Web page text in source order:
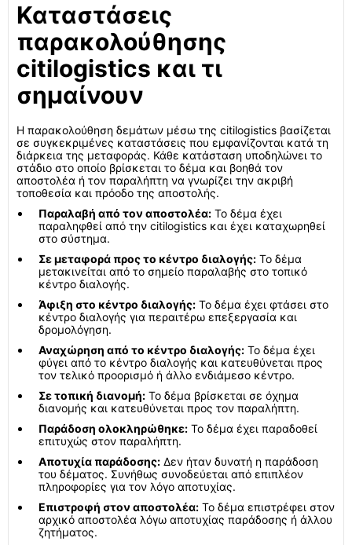
Καταστάσεις
παρακολούθησης
citilogistics και τι
σημαίνουν
Η παρακολούθηση δεμάτων μέσω της citilogistics βασίζεται
σε συγκεκριμένες καταστάσεις που εμφανίζονται κατά τη
διάρκεια της μεταφοράς. Κάθε κατάσταση υποδηλώνει το
στάδιο στο οποίο βρίσκεται το δέμα και βοηθά τον
αποστολέα ή τον παραλήπτη να γνωρίζει την ακριβή
τοποθεσία και πρόοδο της αποστολής.
Παραλαβή από τον αποστολέα: Το δέμα έχει
παραληφθεί από την citilogistics και έχει καταχωρηθεί
στο σύστημα.
Σε μεταφορά προς το κέντρο διαλογής: Το δέμα
μετακινείται από το σημείο παραλαβής στο τοπικό
κέντρο διαλογής.
Άφιξη στο κέντρο διαλογής: Το δέμα έχει φτάσει στο
κέντρο διαλογής για περαιτέρω επεξεργασία και
δρομολόγηση.
Αναχώρηση από το κέντρο διαλογής: Το δέμα έχει
φύγει από το κέντρο διαλογής και κατευθύνεται προς
τον τελικό προορισμό ή άλλο ενδιάμεσο κέντρο.
Σε τοπική διανομή: Το δέμα βρίσκεται σε όχημα
διανομής και κατευθύνεται προς τον παραλήπτη.
Παράδοση ολοκληρώθηκε: Το δέμα έχει παραδοθεί
επιτυχώς στον παραλήπτη.
Αποτυχία παράδοσης: Δεν ήταν δυνατή η παράδοση
του δέματος. Συνήθως συνοδεύεται από επιπλέον
πληροφορίες για τον λόγο αποτυχίας.
Επιστροφή στον αποστολέα: Το δέμα επιστρέφει στον
αρχικό αποστολέα λόγω αποτυχίας παράδοσης ή άλλου
ζητήματος.